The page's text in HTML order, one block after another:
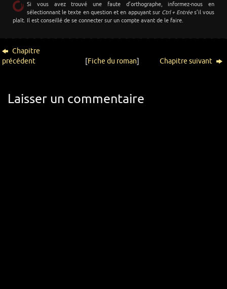
Si vous avez trouvé une faute d’orthographe, informez-nous en
sélectionnant le texte en question et en appuyant sur Ctrl + Entrées’il vous
plaît. Il est conseillé de se connecter sur un compte avant de le faire.
Chapitre
précédent
[Fiche du roman] Chapitre suivant
Laisser un commentaire